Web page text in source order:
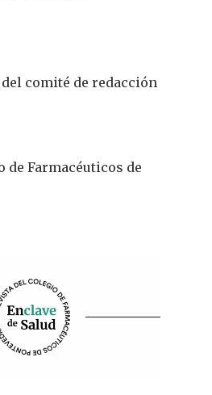
comité de redacción
de Farmacéuticos de